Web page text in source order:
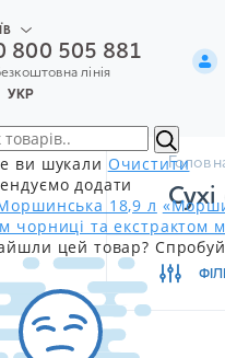
800 505 881
лінія
УКР
ви шукали Очистити
додати
18,9 л
чорниці та екстрактом
цей товар?
Сухі